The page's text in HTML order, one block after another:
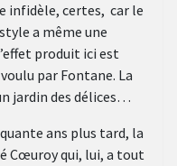
infidèle, certes, car le
a même une
produit ici est
par Fontane. La
jardin des délices…
ans plus tard, la
Cœuroy qui, lui, a tout